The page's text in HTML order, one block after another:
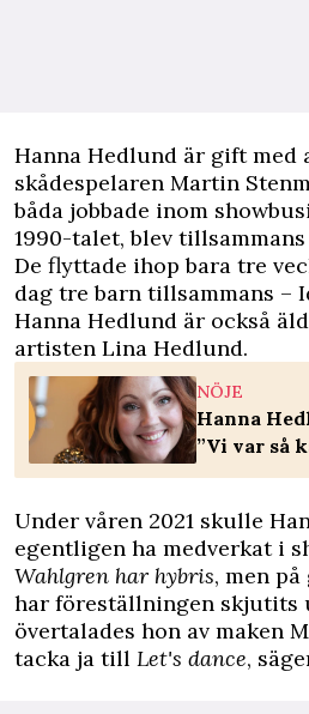
Hanna Hedlund är gift med
skådespelaren Martin
båda jobbade inom
1990-talet, blev
De flyttade ihop bara tre
dag tre barn tillsammans –
Hanna Hedlund är också
artisten Lina Hedlund.
NÖJE
Hanna
”Vi var så
Under våren 2021 skulle
egentligen ha medverkat i
Wahlgren har hybris, men
har föreställningen skjutits
övertalades hon av maken
tacka ja till Let's dance,